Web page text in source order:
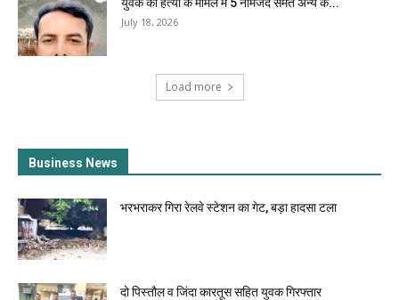
July 18, 2026
Load more
Business News
भरभराकर गिरा रेलवे स्टेशन का गेट, बड़ा हादसा टला
दो पिस्तौल व जिंदा कारतूस सहित युवक गिरफ्तार